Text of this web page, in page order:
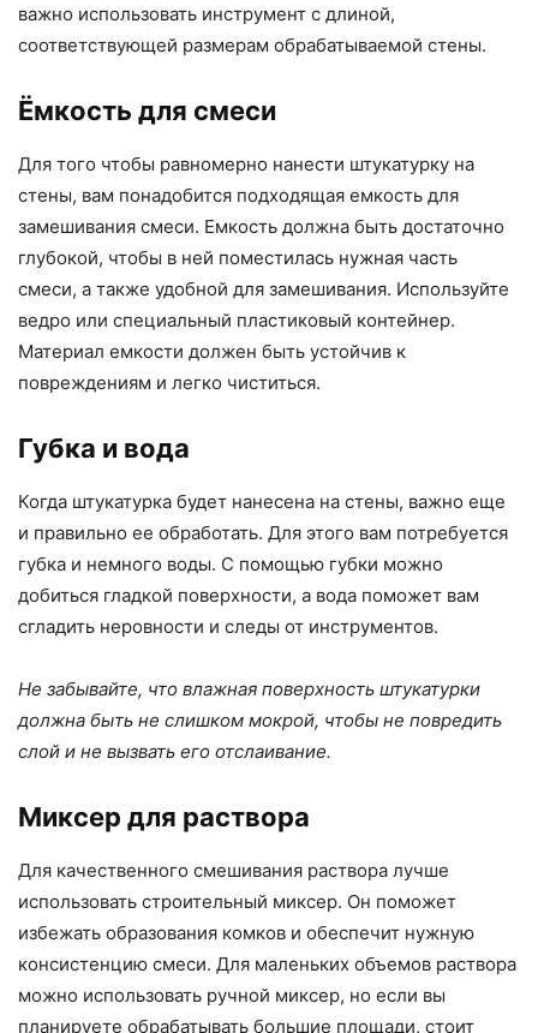
важно использовать инструмент с длиной,
соответствующей размерам обрабатываемой стены.
Ёмкость для смеси
Для того чтобы равномерно нанести штукатурку на
стены, вам понадобится подходящая емкость для
замешивания смеси. Емкость должна быть достаточно
глубокой, чтобы в ней поместилась нужная часть
смеси, а также удобной для замешивания. Используйте
ведро или специальный пластиковый контейнер.
Материал емкости должен быть устойчив к
повреждениям и легко чиститься.
Губка и вода
Когда штукатурка будет нанесена на стены, важно еще
и правильно ее обработать. Для этого вам потребуется
губка и немного воды. С помощью губки можно
добиться гладкой поверхности, а вода поможет вам
сгладить неровности и следы от инструментов.
Не забывайте, что влажная поверхность штукатурки
должна быть не слишком мокрой, чтобы не повредить
слой и не вызвать его отслаивание.
Миксер для раствора
Для качественного смешивания раствора лучше
использовать строительный миксер. Он поможет
избежать образования комков и обеспечит нужную
консистенцию смеси. Для маленьких объемов раствора
можно использовать ручной миксер, но если вы
планируете обрабатывать большие площади, стоит